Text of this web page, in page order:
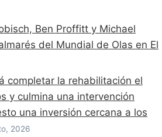
Ben Proffitt y Michael
del Mundial de Olas en El
completar la rehabilitación el
y culmina una intervención
una inversión cercana a los
2026